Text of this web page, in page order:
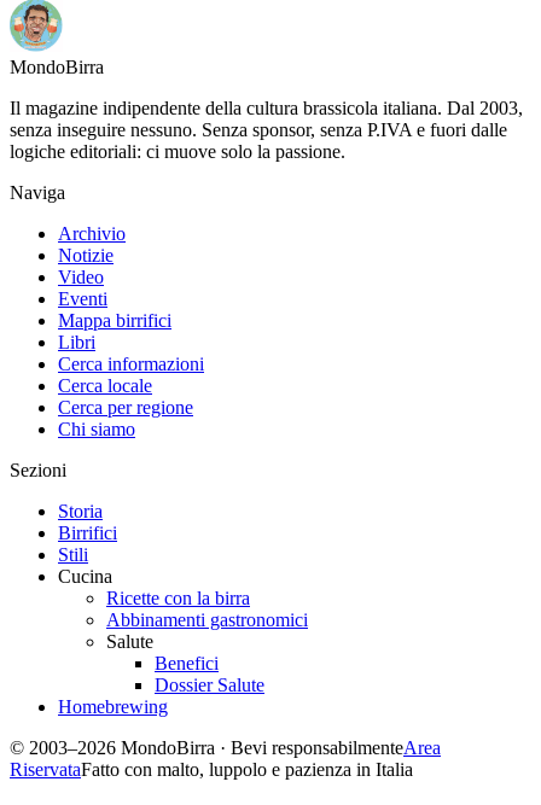
MondoBirra
Il magazine indipendente della cultura brassicola italiana. Dal 2003,
senza inseguire nessuno. Senza sponsor, senza P.IVA e fuori dalle
logiche editoriali: ci muove solo la passione.
Naviga
Archivio
Notizie
Video
Eventi
Mappa birrifici
Libri
Cerca informazioni
Cerca locale
Cerca per regione
Chi siamo
Sezioni
Storia
Birrifici
Stili
Cucina
Ricette con la birra
Abbinamenti gastronomici
Salute
Benefici
Dossier Salute
Homebrewing
© 2003–2026 MondoBirra · Bevi responsabilmenteArea
RiservataFatto con malto, luppolo e pazienza in Italia